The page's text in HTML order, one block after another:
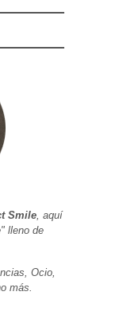
Smile, aquí
lleno de
Ocio,
más.